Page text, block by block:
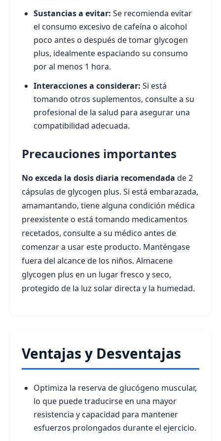
Sustancias a evitar: Se recomienda evitar
el consumo excesivo de cafeína o alcohol
poco antes o después de tomar glycogen
plus, idealmente espaciando su consumo
por al menos 1 hora.
Interacciones a considerar: Si está
tomando otros suplementos, consulte a su
profesional de la salud para asegurar una
compatibilidad adecuada.
Precauciones importantes
No exceda la dosis diaria recomendada de 2
cápsulas de glycogen plus. Si está embarazada,
amamantando, tiene alguna condición médica
preexistente o está tomando medicamentos
recetados, consulte a su médico antes de
comenzar a usar este producto. Manténgase
fuera del alcance de los niños. Almacene
glycogen plus en un lugar fresco y seco,
protegido de la luz solar directa y la humedad.
Ventajas y Desventajas
Optimiza la reserva de glucógeno muscular,
lo que puede traducirse en una mayor
resistencia y capacidad para mantener
esfuerzos prolongados durante el ejercicio.